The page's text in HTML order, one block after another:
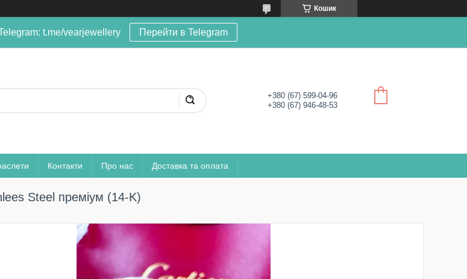
Кошик
t.me/vearjewellery Перейти в Telegram
+380 (67) 599-04-96
+380 (67) 946-48-53
Контакти Про нас Доставка та оплата
Steel преміум (14-K)